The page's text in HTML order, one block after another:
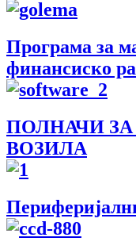
Програма за
финансиско
ПОЛНАЧИ
ВОЗИЛА